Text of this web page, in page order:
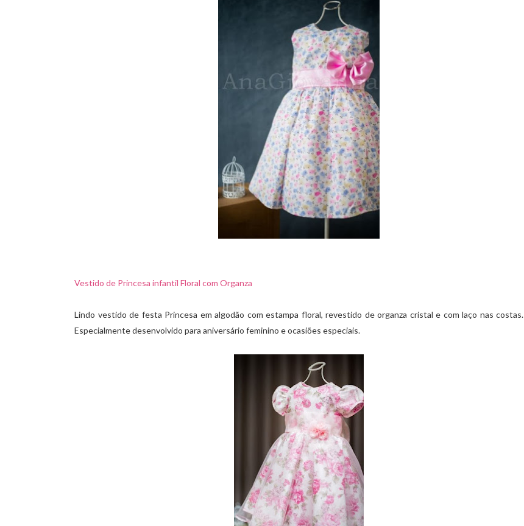
Vestido de Princesa infantil Floral com Organza
Lindo vestido de festa Princesa em algodão com estampa floral, revestido de organza cristal e com laço nas costas.
Especialmente desenvolvido para aniversário feminino e ocasiões especiais.